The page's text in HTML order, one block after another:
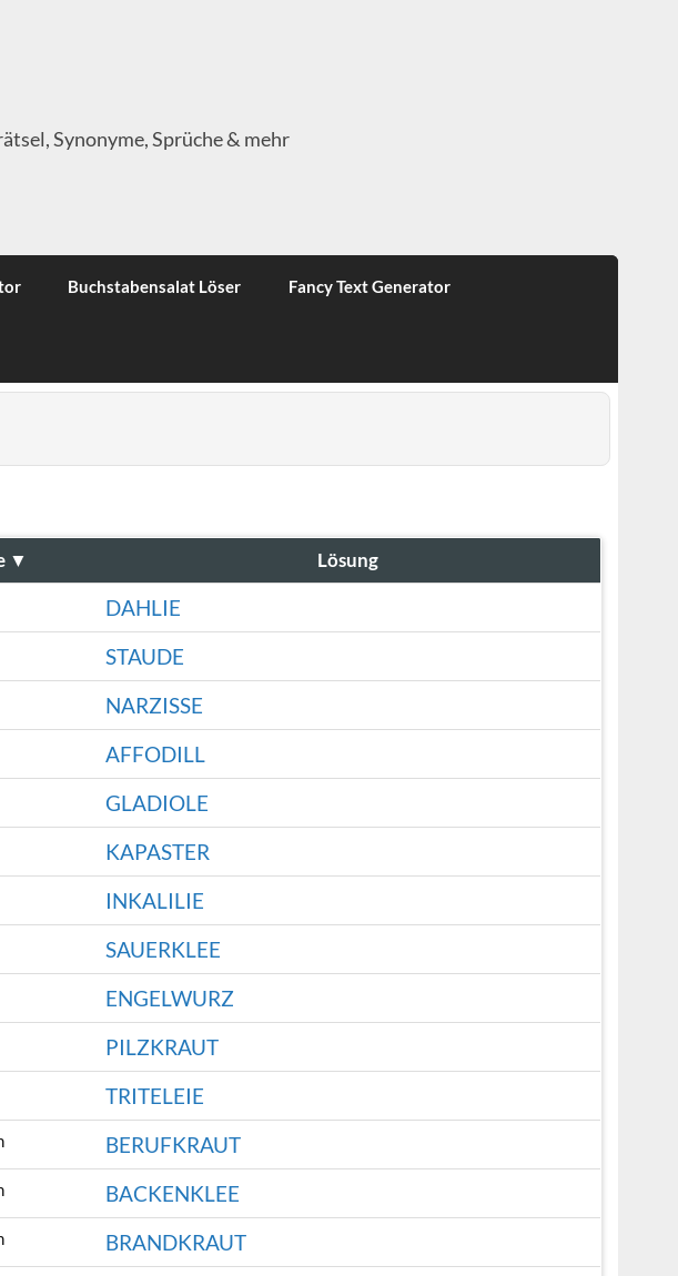
Synonyme, Sprüche & mehr
Buchstabensalat Löser Fancy Text Generator
▼ Lösung
DAHLIE
STAUDE
NARZISSE
AFFODILL
GLADIOLE
KAPASTER
INKALILIE
SAUERKLEE
ENGELWURZ
PILZKRAUT
TRITELEIE
BERUFKRAUT
BACKENKLEE
BRANDKRAUT